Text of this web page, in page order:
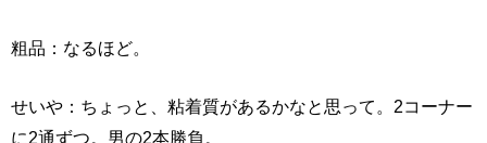
粗品：なるほど。
せいや：ちょっと、粘着質があるかなと思って。2コーナー
に2通ずつ。男の2本勝負。